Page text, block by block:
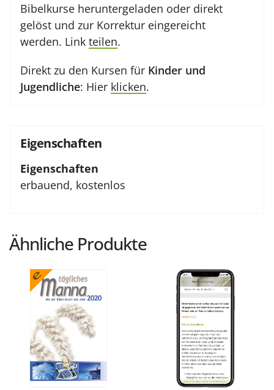
Bibelkurse heruntergeladen oder direkt
gelöst und zur Korrektur eingereicht
werden. Link teilen.
Direkt zu den Kursen für Kinder und
Jugendliche: Hier klicken.
Eigenschaften
Eigenschaften
erbauend, kostenlos
Ähnliche Produkte